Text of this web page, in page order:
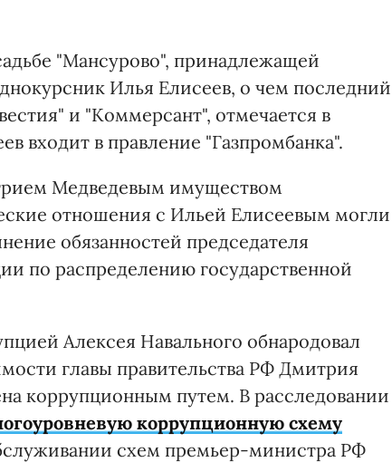
"Мансурово", принадлежащей
Илья Елисеев, о чем последний
и "Коммерсант", отмечается в
входит в правление "Газпромбанка".
Медведевым имуществом
отношения с Ильей Елисеевым могли
обязанностей председателя
по распределению государственной
Алексея Навального обнародовал
главы правительства РФ Дмитрия
коррупционным путем. В расследовании
коррупционную схему
схем премьер-министра РФ